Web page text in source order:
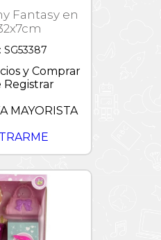
Fantasy en
SG53387
y Comprar
Registrar
MAYORISTA